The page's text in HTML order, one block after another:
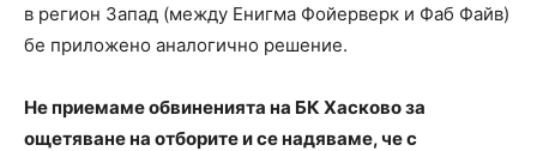
в регион Запад (между Енигма Фойерверк и Фаб Файв)
бе приложено аналогично решение.
Не приемаме обвиненията на БК Хасково за
ощетяване на отборите и се надяваме, че с